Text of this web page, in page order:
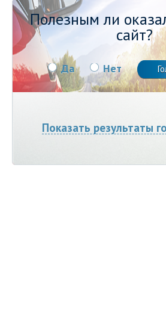
Полезным ли
сайт?
Да Нет
Показать результаты